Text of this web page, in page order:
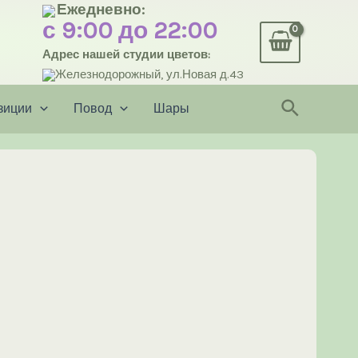
Ежедневно:
с 9:00 до 22:00
Адрес нашей студии цветов:
Железнодорожный, ул.Новая д.43
Повод Шары Поиск